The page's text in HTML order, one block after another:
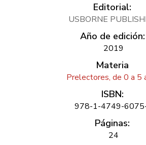
Editorial:
USBORNE
Año de edición:
2019
Materia
Prelectores, de 0 a 5
ISBN:
978-1-4749-
Páginas:
24